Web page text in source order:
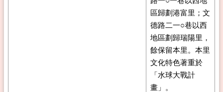
區歸劃港富里；文
德路二一○巷以西
地區劃歸瑞陽里，
餘保留本里。本里
文化特色著重於
「水球大戰計
畫」。